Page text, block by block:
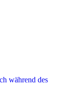
während des